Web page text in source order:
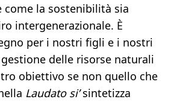
come la sostenibilità sia
intergenerazionale. È
per i nostri figli e i nostri
delle risorse naturali
obiettivo se non quello che
Laudato si’sintetizza